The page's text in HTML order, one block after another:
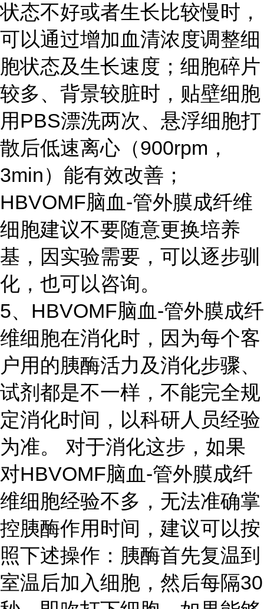
状态不好或者生长比较慢时，
可以通过增加血清浓度调整细
胞状态及生长速度；细胞碎片
较多、背景较脏时，贴壁细胞
用PBS漂洗两次、悬浮细胞打
散后低速离心（900rpm，
3min）能有效改善；
HBVOMF脑血-管外膜成纤维
细胞建议不要随意更换培养
基，因实验需要，可以逐步驯
化，也可以咨询。
5、HBVOMF脑血-管外膜成纤
维细胞在消化时，因为每个客
户用的胰酶活力及消化步骤、
试剂都是不一样，不能完全规
定消化时间，以科研人员经验
为准。 对于消化这步，如果
对HBVOMF脑血-管外膜成纤
维细胞经验不多，无法准确掌
控胰酶作用时间，建议可以按
照下述操作：胰酶首先复温到
室温后加入细胞，然后每隔30